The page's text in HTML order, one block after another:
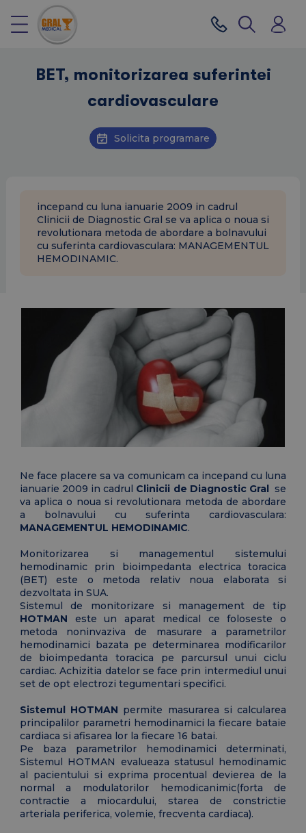
BET, monitorizarea suferintei
cardiovasculare
Solicita programare
incepand cu luna ianuarie 2009 in cadrul
Clinicii de Diagnostic Gral se va aplica o noua si
revolutionara metoda de abordare a bolnavului
cu suferinta cardiovasculara: MANAGEMENTUL
HEMODINAMIC.
Ne face placere sa va comunicam ca incepand cu luna
ianuarie 2009 in cadrul Clinicii de Diagnostic Gral
se
va aplica o noua si revolutionara metoda de abordare
a bolnavului cu suferinta cardiovasculara:
MANAGEMENTUL HEMODINAMIC.
Monitorizarea si managementul sistemului
hemodinamic prin bioimpedanta electrica toracica
(BET) este o metoda relativ noua elaborata si
dezvoltata in SUA.
Sistemul de monitorizare si management de tip
HOTMAN este un aparat medical ce foloseste o
metoda noninvaziva de masurare a parametrilor
hemodinamici bazata pe determinarea modificarilor
de bioimpedanta toracica pe parcursul unui ciclu
cardiac. Achizitia datelor se face prin intermediul unui
set de opt electrozi tegumentari specifici.
Sistemul HOTMAN permite masurarea si calcularea
principalilor parametri hemodinamici la fiecare bataie
cardiaca si afisarea lor la fiecare 16 batai.
Pe baza parametrilor hemodinamici determinati,
Sistemul HOTMAN evalueaza statusul hemodinamic
al pacientului si exprima procentual devierea de la
normal a modulatorilor hemodicanimic(forta de
contractie a miocardului, starea de constrictie
arteriala periferica, volemie, frecventa cardiaca).